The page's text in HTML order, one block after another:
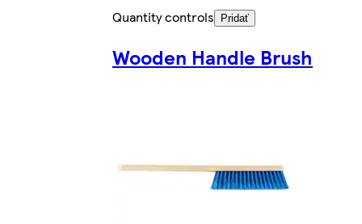
Quantity controls
Pridať
Wooden Handle Brush